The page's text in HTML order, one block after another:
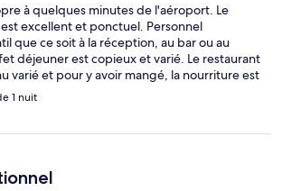
à quelques minutes de l'aéroport. Le
excellent et ponctuel. Personnel
que ce soit à la réception, au bar ou au
déjeuner est copieux et varié. Le restaurant
varié et pour y avoir mangé, la nourriture est
extérieur, nous fait vivre un bien
grandement et j'y retournerais.
1 nuit